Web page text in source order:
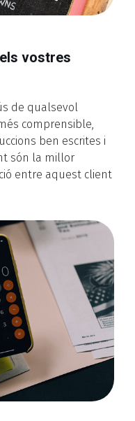
vostres
de qualsevol
comprensible,
ben escrites i
són la millor
entre aquest client